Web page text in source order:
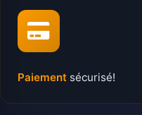
Paiement sécurisé!